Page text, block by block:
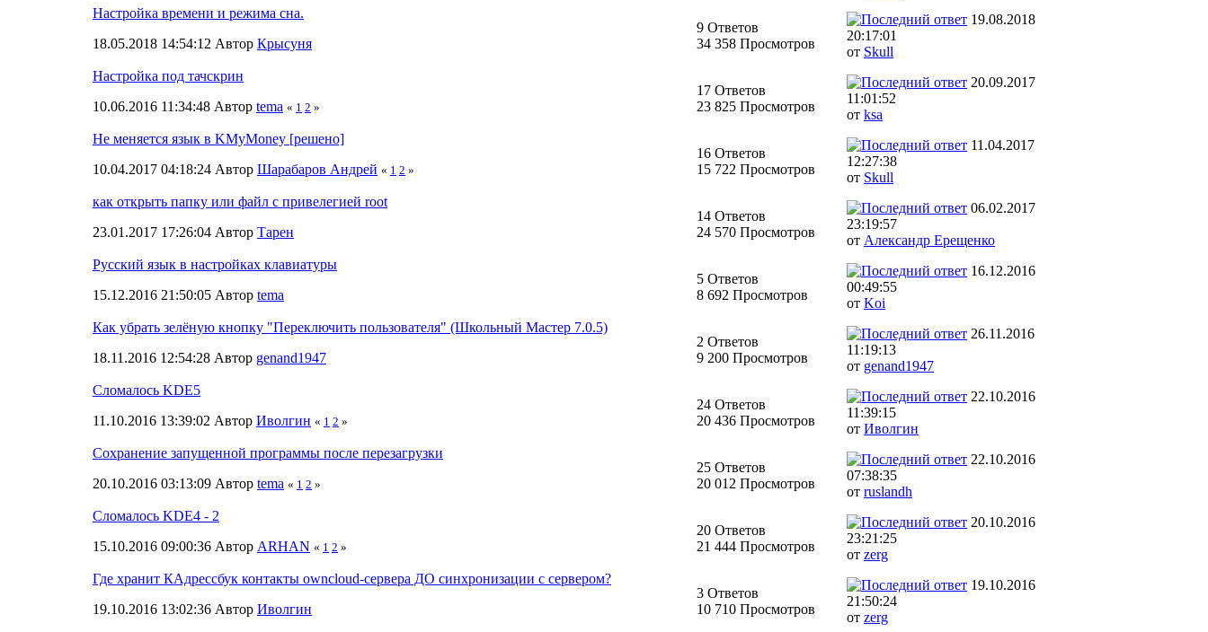
Настройка времени и режима сна.
18.05.2018 14:54:12 Автор Крысуня
9 Ответов
34 358 Просмотров
19.08.2018
20:17:01
от Skull
Настройка под тачскрин
10.06.2016 11:34:48 Автор tema « 1 2 »
17 Ответов
23 825 Просмотров
20.09.2017
11:01:52
от ksa
Не меняется язык в KMyMoney [решено]
10.04.2017 04:18:24 Автор Шарабаров Андрей « 1 2 »
16 Ответов
15 722 Просмотров
11.04.2017
12:27:38
от Skull
как открыть папку или файл с привелегией root
23.01.2017 17:26:04 Автор Тарен
14 Ответов
24 570 Просмотров
06.02.2017
23:19:57
от Александр Ерещенко
Русский язык в настройках клавиатуры
15.12.2016 21:50:05 Автор tema
5 Ответов
8 692 Просмотров
16.12.2016
00:49:55
от Koi
Как убрать зелёную кнопку "Переключить пользователя" (Школьный Мастер 7.0.5)
18.11.2016 12:54:28 Автор genand1947
2 Ответов
9 200 Просмотров
26.11.2016
11:19:13
от genand1947
Сломалось KDE5
11.10.2016 13:39:02 Автор Иволгин « 1 2 »
24 Ответов
20 436 Просмотров
22.10.2016
11:39:15
от Иволгин
Сохранение запущенной программы после перезагрузки
20.10.2016 03:13:09 Автор tema « 1 2 »
25 Ответов
20 012 Просмотров
22.10.2016
07:38:35
от ruslandh
Сломалось KDE4 - 2
15.10.2016 09:00:36 Автор ARHAN « 1 2 »
20 Ответов
21 444 Просмотров
20.10.2016
23:21:25
от zerg
Где хранит КАдрессбук контакты owncloud-сервера ДО синхронизации с сервером?
19.10.2016 13:02:36 Автор Иволгин
3 Ответов
10 710 Просмотров
19.10.2016
21:50:24
от zerg